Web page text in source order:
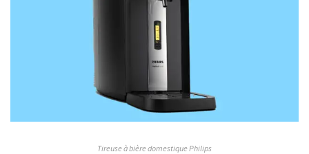
Tireuse à bière domestique Philips